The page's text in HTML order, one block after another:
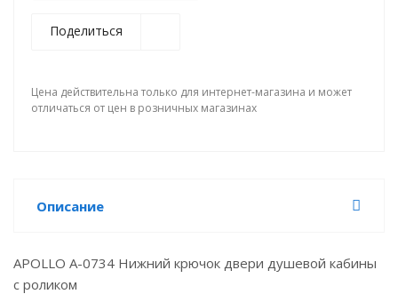
Поделиться
Цена действительна только для интернет-магазина и может
отличаться от цен в розничных магазинах
Описание
APOLLO A-0734 Нижний крючок двери душевой кабины
с роликом